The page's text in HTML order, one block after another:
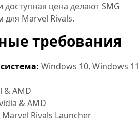
цена делают SMG
Marvel Rivals.
требования
Windows 10, Windows 11
& AMD
& AMD
Marvel Rivals Launcher